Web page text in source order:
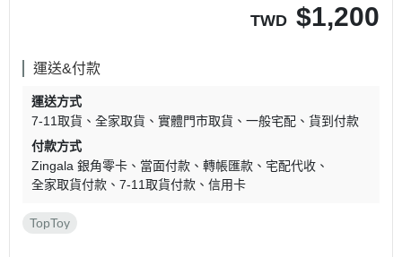
TWD $1,200
運送&付款
運送方式
7-11取貨
全家取貨 實體門市取貨 一般宅配
貨到付款
付款方式
Zingala 銀角零卡
當面付款 轉帳匯款
宅配代收
全家取貨付款
7-11取貨付款 信用卡
TopToy